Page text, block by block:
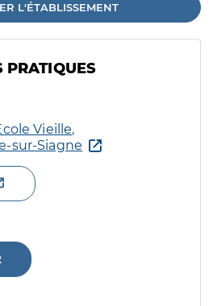
L'ÉTABLISSEMENT
PRATIQUES
Vieille,
sur-Siagne